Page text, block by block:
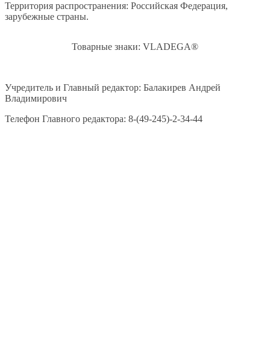
Территория распространения: Российская Федерация,
зарубежные страны.
Товарные знаки: VLADEGA®
Учредитель и Главный редактор: Балакирев Андрей
Владимирович
Телефон Главного редактора: 8-(49-245)-2-34-44